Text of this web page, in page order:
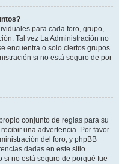
para cada foro, grupo,
Tal vez La Administración no
encuentra o solo ciertos grupos
si no está seguro de por
conjunto de reglas para su
una advertencia. Por favor
del foro, y phpBB
dadas en este sitio.
si no está seguro de porqué fue